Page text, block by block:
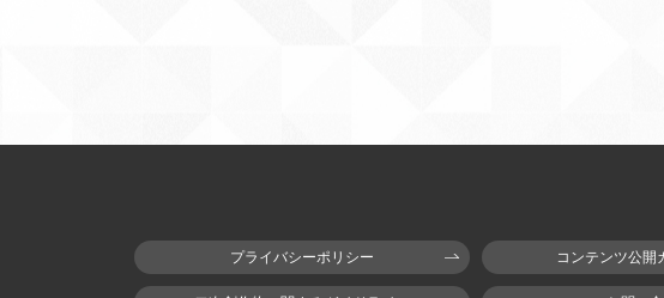
プライバシーポリシー コンテンツ公開